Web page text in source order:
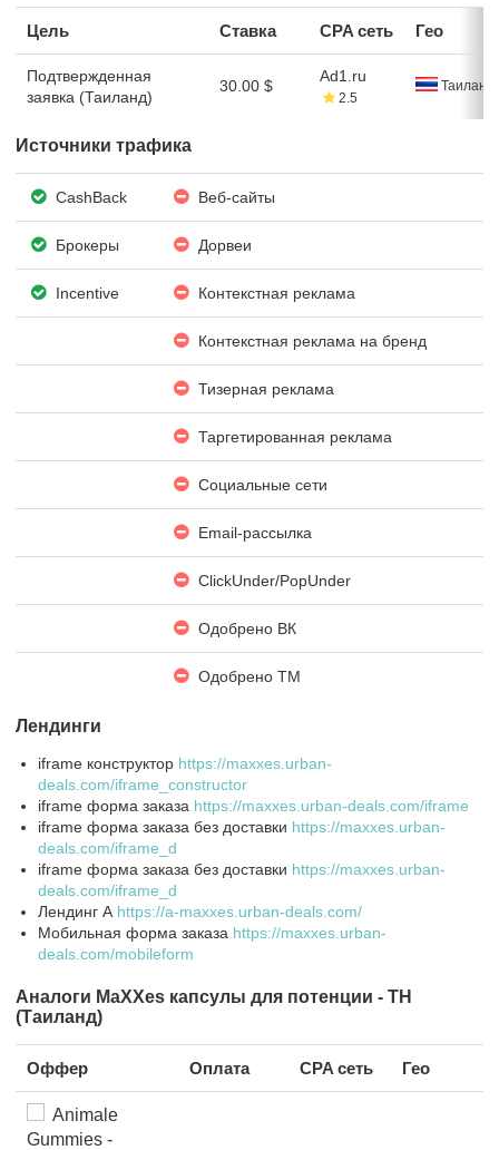
Цель Ставка CPA сеть Гео
Подтвержденная
заявка (Таиланд)
30.00 $
Ad1.ru
2.5
Таиланд
Источники трафика
CashBack Веб-сайты
Брокеры Дорвеи
Incentive Контекстная реклама
Контекстная реклама на бренд
Тизерная реклама
Таргетированная реклама
Социальные сети
Email-рассылка
ClickUnder/PopUnder
Одобрено ВК
Одобрено ТМ
Лендинги
iframe конструктор https://maxxes.urban-
deals.com/iframe_constructor
iframe форма заказа https://maxxes.urban-deals.com/iframe
iframe форма заказа без доставки https://maxxes.urban-
deals.com/iframe_d
iframe форма заказа без доставки https://maxxes.urban-
deals.com/iframe_d
Лендинг А https://a-maxxes.urban-deals.com/
Мобильная форма заказа https://maxxes.urban-
deals.com/mobileform
Аналоги MaXXes капсулы для потенции - TH
(Таиланд)
Оффер Оплата CPA сеть Гео
Animale
Gummies -